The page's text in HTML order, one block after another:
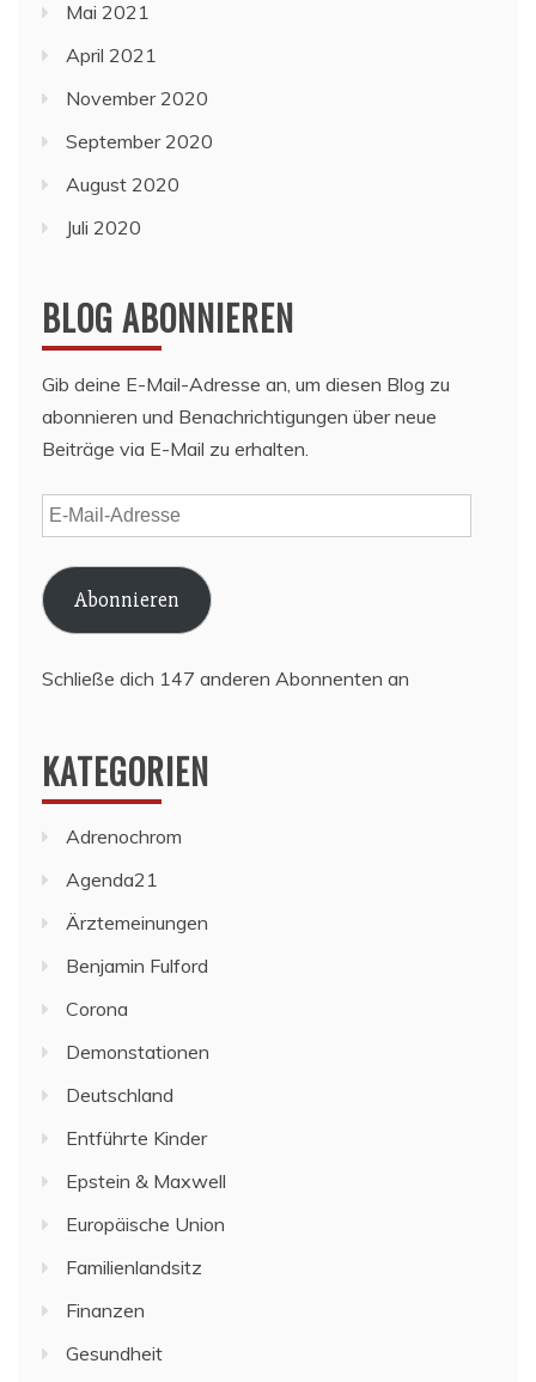
Mai 2021
April 2021
November 2020
September 2020
August 2020
Juli 2020
BLOG ABONNIEREN
Gib deine E-Mail-Adresse an, um diesen Blog zu
abonnieren und Benachrichtigungen über neue
Beiträge via E-Mail zu erhalten.
E-
Mail-
Adresse
Abonnieren
Schließe dich 147 anderen Abonnenten an
KATEGORIEN
Adrenochrom
Agenda21
Ärztemeinungen
Benjamin Fulford
Corona
Demonstationen
Deutschland
Entführte Kinder
Epstein & Maxwell
Europäische Union
Familienlandsitz
Finanzen
Gesundheit